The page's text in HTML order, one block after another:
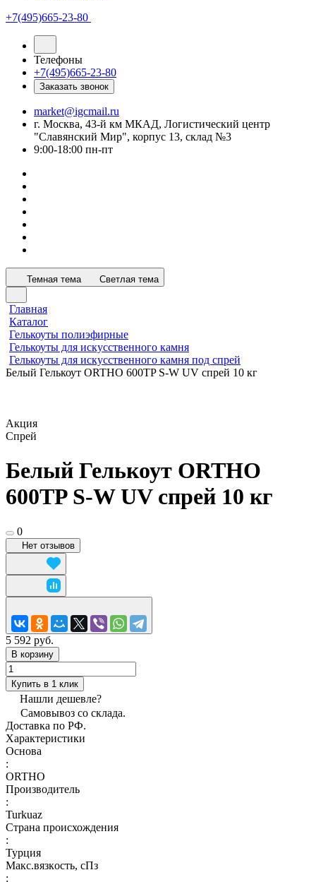
+7(495)665-23-80
Телефоны
+7(495)665-23-80
Заказать звонок
market@igcmail.ru
г. Москва, 43-й км МКАД, Логистический центр
"Славянский Мир", корпус 13, склад №3
9:00-18:00 пн-пт
Темная тема Светлая тема
Главная
Каталог
Гелькоуты полиэфирные
Гелькоуты для искусственного камня
Гелькоуты для искусственного камня под спрей
Белый Гелькоут ORTHO 600TP S-W UV спрей 10 кг
Акция
Спрей
Белый Гелькоут ORTHO
600TP S-W UV спрей 10 кг
0
Нет отзывов
5 592 руб.
В корзину
Купить в 1 клик
Нашли дешевле?
Самовывоз со склада.
Доставка по РФ.
Характеристики
Основа
:
ORTHO
Производитель
:
Turkuaz
Страна происхождения
:
Турция
Макс.вязкoсть, сПз
: